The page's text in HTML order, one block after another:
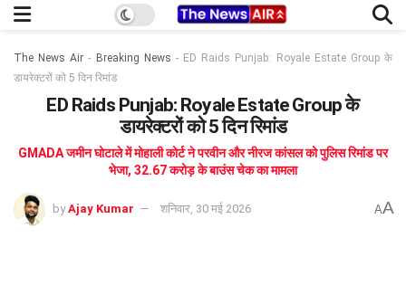
The News Air - Breaking News - ED Raids Punjab: Royale Estate Group के
डायरेक्टरों को 5 दिन रिमांड
ED Raids Punjab: Royale Estate Group के
डायरेक्टरों को 5 दिन रिमांड
GMADA जमीन घोटाले में मोहाली कोर्ट ने परवीन और नीरज कांसल को पुलिस रिमांड पर
भेजा, 32.67 करोड़ के बाउंस चेक का मामला
by Ajay Kumar शनिवार, 30 मई 2026 AA